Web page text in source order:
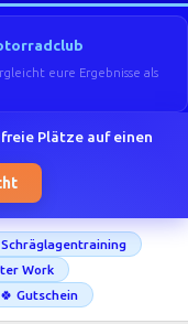
eure Ergebnisse als
Plätze auf einen
Schräglagentraining
Work
🍀 Gutschein